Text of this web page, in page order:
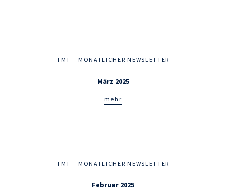
TMT – MONATLICHER NEWSLETTER
März 2025
mehr
TMT – MONATLICHER NEWSLETTER
Februar 2025